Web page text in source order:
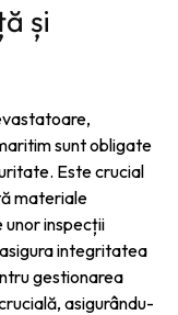
și
sunt obligate
Este crucial
materiale
unor inspecții
integritatea
gestionarea
asigurându-